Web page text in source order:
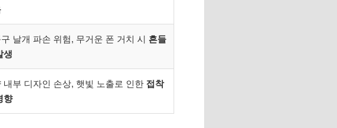
날개 파손 위험, 무거운 폰 거치 시 흔들
생
내부 디자인 손상, 햇빛 노출로 인한 접착
향